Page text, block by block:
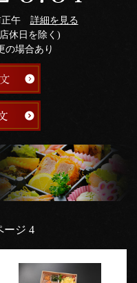
正午 詳細を見る
休日を除く)
の場合あり
ージ 4